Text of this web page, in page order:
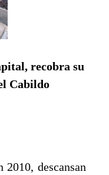
recobra su
Cabildo
descansan